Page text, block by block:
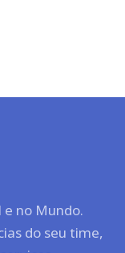
e no Mundo.
do seu time,